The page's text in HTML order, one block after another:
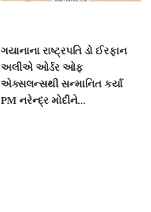
ગયાનાના રાષ્ટ્રપતિ ડો ઈરફાન
અલીએ ઓર્ડર ઓફ
એક્સલન્સથી સન્માનિત કર્યા
PM નરેન્દ્ર મોદીને...